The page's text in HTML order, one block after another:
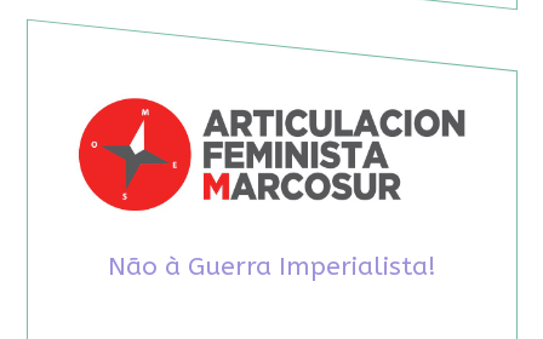
Não à Guerra Imperialista!